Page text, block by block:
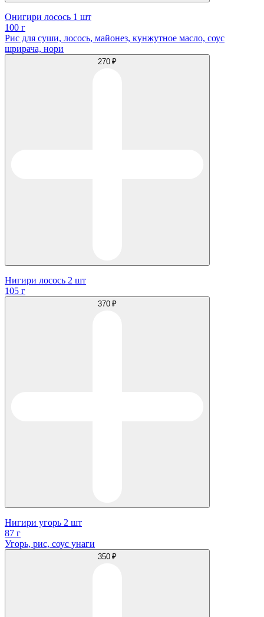
Онигири лосось 1 шт
100 г
Рис для суши, лосось, майонез, кунжутное масло, соус
шрирача, нори
270 ₽
Нигири лосось 2 шт
105 г
370 ₽
Нигири угорь 2 шт
87 г
Угорь, рис, соус унаги
350 ₽